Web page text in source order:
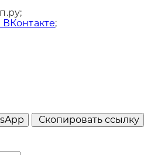
;
Скопировать ссылку